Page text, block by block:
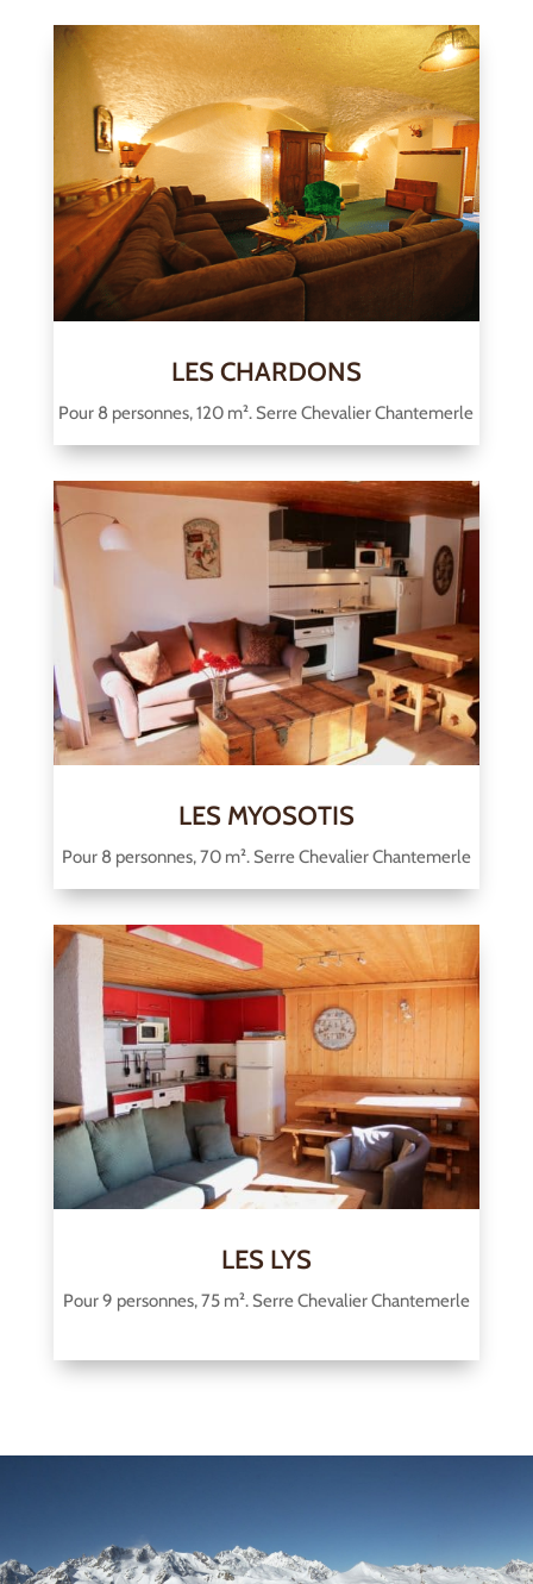
LES CHARDONS
Pour 8 personnes, 120 m². Serre Chevalier Chantemerle
LES MYOSOTIS
Pour 8 personnes, 70 m². Serre Chevalier Chantemerle
LES LYS
Pour 9 personnes, 75 m². Serre Chevalier Chantemerle